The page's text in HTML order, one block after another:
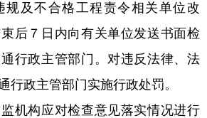
规及不合格工程责令相关单位改
后７日内向有关单位发送书面检
行政主管部门。对违反法律、法
行政主管部门实施行政处罚。
构应对检查意见落实情况进行